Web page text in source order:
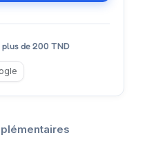
de 200 TND